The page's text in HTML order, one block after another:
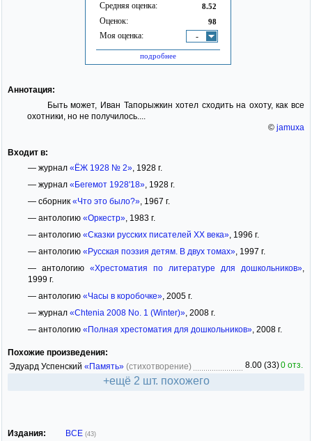
Средняя оценка: 8.52
Оценок: 98
Моя оценка: -
подробнее
Аннотация:
Быть может, Иван Тапорыжкин хотел сходить на охоту, как все
охотники, но не получилось....
© jamuxa
Входит в:
— журнал «ЁЖ 1928 № 2», 1928 г.
— журнал «Бегемот 1928'18», 1928 г.
— сборник «Что это было?», 1967 г.
— антологию «Оркестр», 1983 г.
— антологию «Сказки русских писателей XX века», 1996 г.
— антологию «Русская поэзия детям. В двух томах», 1997 г.
— антологию «Хрестоматия по литературе для дошкольников»
1999 г.
— антологию «Часы в коробочке», 2005 г.
— журнал «Chtenia 2008 No. 1 (Winter)», 2008 г.
— антологию «Полная хрестоматия для дошкольников», 2008 г.
Похожие произведения:
Эдуард Успенский «Память» (стихотворение) 8.00 (33)0 отз.
+ещё 2 шт. похожего
Издания: ВСЕ (43)